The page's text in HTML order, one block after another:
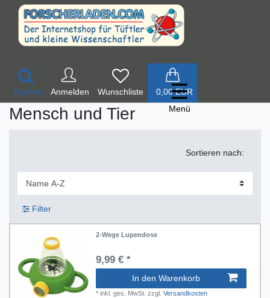
Suchen Anmelden 0,00 EUR
☰
Menü
Mensch und Tier
Sortieren nach:
Filter
2-Wege Lupendose
9,99 € *
In den Warenkorb
* inkl. ges. MwSt. zzgl. Versandkosten